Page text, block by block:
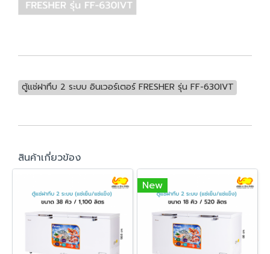
ตู้แช่ฝาทึบ 2 ระบบ อินเวอร์เตอร์ FRESHER รุ่น FF-630IVT
สินค้าเกี่ยวข้อง
New